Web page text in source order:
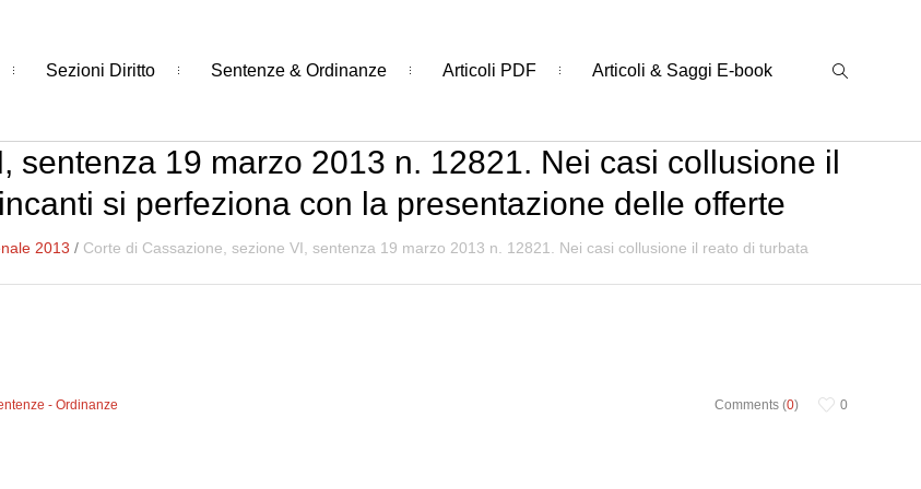
Sezioni Diritto Sentenze & Ordinanze Articoli PDF Articoli & Saggi E-book
sentenza 19 marzo 2013 n. 12821. Nei casi collusione il
si perfeziona con la presentazione delle offerte
2013 / Corte di Cassazione, sezione VI, sentenza 19 marzo 2013 n. 12821. Nei casi collusione il reato di turbata
Comments (0) 0
- Ordinanze